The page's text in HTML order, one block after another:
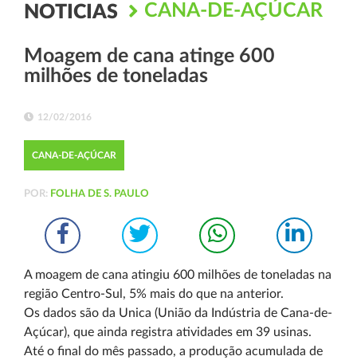
NOTICIAS CANA-DE-AÇÚCAR
Moagem de cana atinge 600
milhões de toneladas
12/02/2016
CANA-DE-AÇÚCAR
POR: FOLHA DE S. PAULO
A moagem de cana atingiu 600 milhões de toneladas na
região Centro-Sul, 5% mais do que na anterior.
Os dados são da Unica (União da Indústria de Cana-de-
Açúcar), que ainda registra atividades em 39 usinas.
Até o final do mês passado, a produção acumulada de